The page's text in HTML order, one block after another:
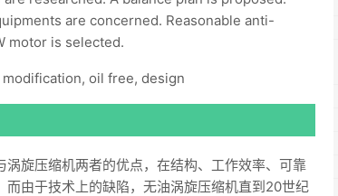
are concerned. Reasonable anti-
motor is selected.
oil free, design
旋压缩机两者的优点，在结构、工作效率、可靠
由于技术上的缺陷，无油涡旋压缩机直到20世纪